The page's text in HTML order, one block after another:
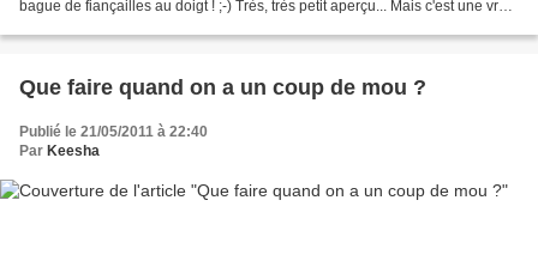
bague de fiançailles au doigt ! ;-) Très, très petit aperçu... Mais c'est une vraie
Que faire quand on a un coup de mou ?
Publié le 21/05/2011 à 22:40
Par Keesha